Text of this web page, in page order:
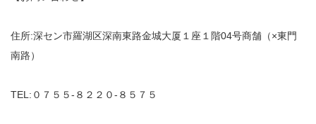
住所:深セン市羅湖区深南東路金城大厦１座１階04号商舗（×東門
南路）
TEL:０７５５‐８２２０‐８５７５